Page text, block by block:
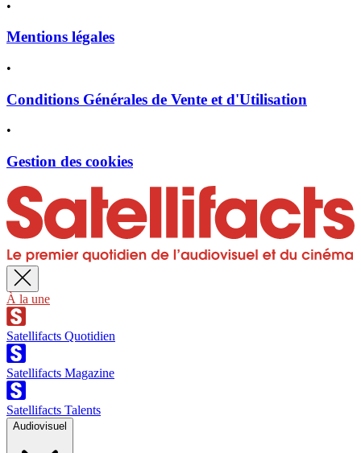
•
Mentions légales
•
Conditions Générales de Vente et d'Utilisation
•
Gestion des cookies
À la une
Satellifacts Quotidien
Satellifacts Magazine
Satellifacts Talents
Audiovisuel